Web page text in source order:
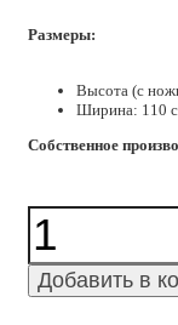
Размеры:
Высота (с
Ширина: 110
Собственное
Количество
ТВ
Добавить в